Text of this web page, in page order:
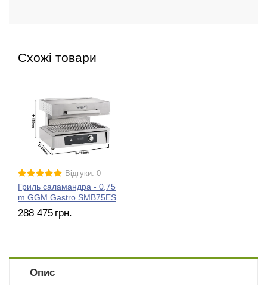
Схожі товари
Відгуки: 0
Гриль саламандра - 0,75
m GGM Gastro SMB75ES
288 475 грн.
Опис